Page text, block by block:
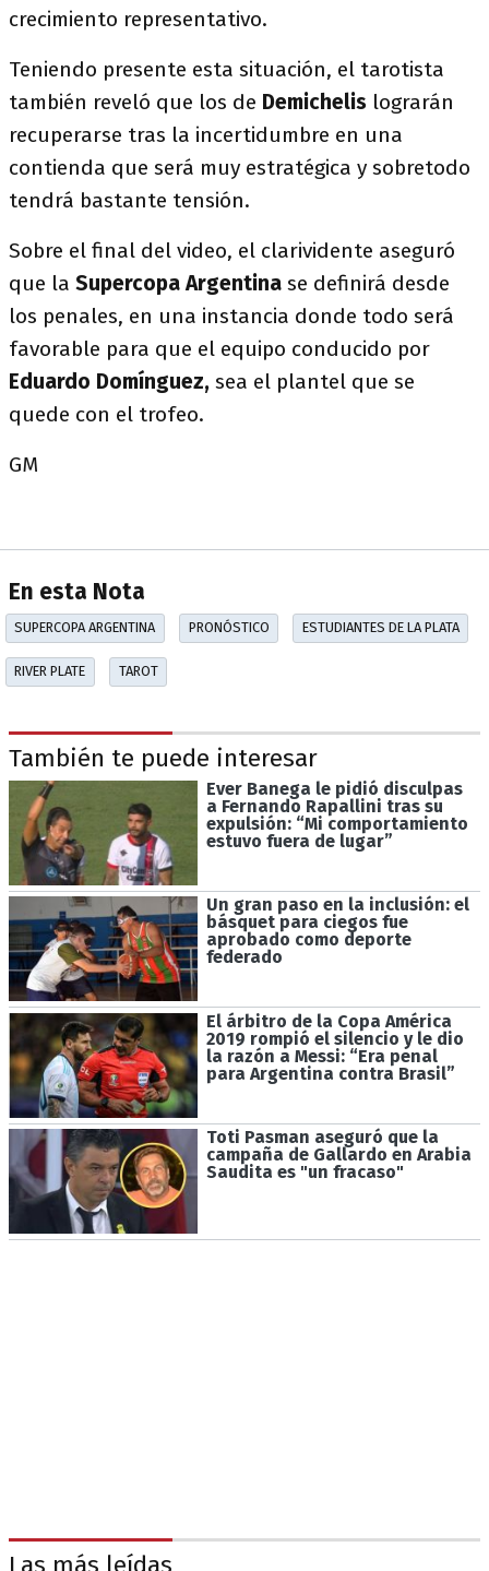
crecimiento representativo.
Teniendo presente esta situación, el tarotista
también reveló que los de Demichelis lograrán
recuperarse tras la incertidumbre en una
contienda que será muy estratégica y sobretodo
tendrá bastante tensión.
Sobre el final del video, el clarividente aseguró
que la Supercopa Argentina se definirá desde
los penales, en una instancia donde todo será
favorable para que el equipo conducido por
Eduardo Domínguez, sea el plantel que se
quede con el trofeo.
GM
En esta Nota
SUPERCOPA ARGENTINA PRONÓSTICO ESTUDIANTES DE LA PLATA
RIVER PLATE TAROT
También te puede interesar
Ever Banega le pidió disculpas
a Fernando Rapallini tras su
expulsión: “Mi comportamiento
estuvo fuera de lugar”
Un gran paso en la inclusión: el
básquet para ciegos fue
aprobado como deporte
federado
El árbitro de la Copa América
2019 rompió el silencio y le dio
la razón a Messi: “Era penal
para Argentina contra Brasil”
Toti Pasman aseguró que la
campaña de Gallardo en Arabia
Saudita es "un fracaso"